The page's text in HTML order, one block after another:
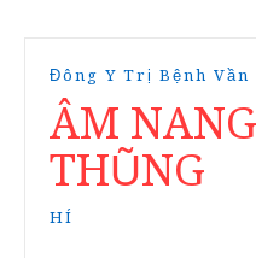
Đông Y Trị Bệnh Vần
ÂM
THŨNG
HÍ